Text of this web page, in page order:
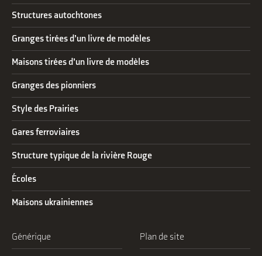
Structures autochtones
Granges tirées d’un livre de modèles
Maisons tirées d’un livre de modèles
Granges des pionniers
Style des Prairies
Gares ferroviaires
Structure typique de la rivière Rouge
Écoles
Maisons ukrainiennes
Générique Plan de site